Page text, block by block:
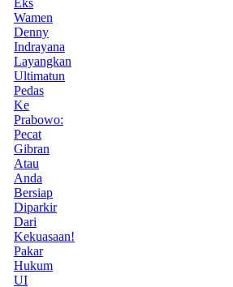
Wamen
Denny
Indrayana
Layangkan
Ultimatun
Pedas
Ke
Prabowo:
Pecat
Gibran
Atau
Anda
Bersiap
Diparkir
Dari
Kekuasaan!
Pakar
Hukum
UI